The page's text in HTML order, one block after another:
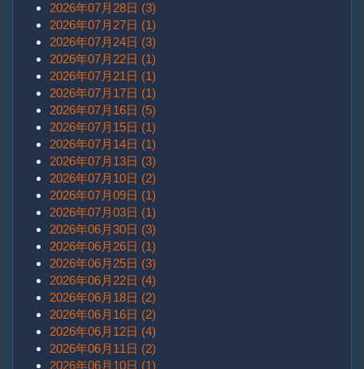
2026年07月28日 (3)
2026年07月27日 (1)
2026年07月24日 (3)
2026年07月22日 (1)
2026年07月21日 (1)
2026年07月17日 (1)
2026年07月16日 (5)
2026年07月15日 (1)
2026年07月14日 (1)
2026年07月13日 (3)
2026年07月10日 (2)
2026年07月09日 (1)
2026年07月03日 (1)
2026年06月30日 (3)
2026年06月26日 (1)
2026年06月25日 (3)
2026年06月22日 (4)
2026年06月18日 (2)
2026年06月16日 (2)
2026年06月12日 (4)
2026年06月11日 (2)
2026年06月10日 (1)